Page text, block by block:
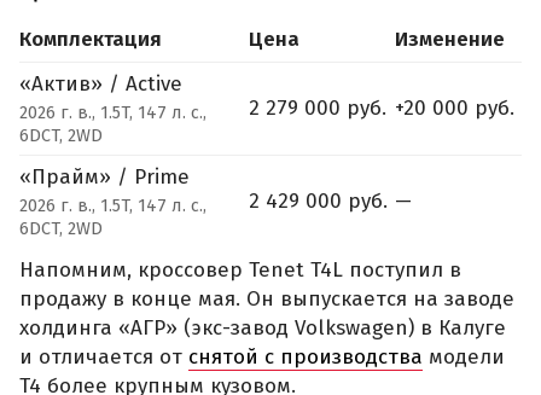
Комплектация Цена
Изменение
«Актив» / Active
2026 г. в., 1.5T, 147 л. с.,
6DCT, 2WD
2 279 000 руб. +20 000 руб.
«Прайм» / Prime
2026 г. в., 1.5T, 147 л. с.,
6DCT, 2WD
2 429 000 руб. —
Напомним, кроссовер Tenet T4L поступил в
продажу в конце мая. Он выпускается на заводе
холдинга «АГР» (экс-завод Volkswagen) в Калуге
и отличается от снятой с производства модели
T4 более крупным кузовом.